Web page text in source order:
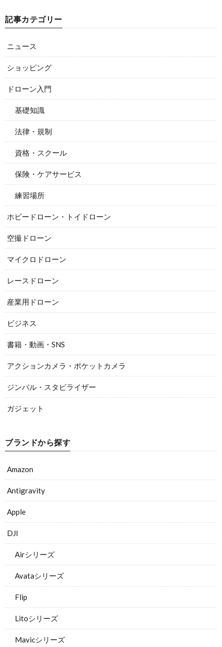
記事カテゴリー
ニュース
ショッピング
ドローン入門
基礎知識
法律・規制
資格・スクール
保険・ケアサービス
練習場所
ホビードローン・トイドローン
空撮ドローン
マイクロドローン
レースドローン
産業用ドローン
ビジネス
書籍・動画・SNS
アクションカメラ・ポケットカメラ
ジンバル・スタビライザー
ガジェット
ブランドから探す
Amazon
Antigravity
Apple
DJI
Airシリーズ
Avataシリーズ
Flip
Litoシリーズ
Mavicシリーズ